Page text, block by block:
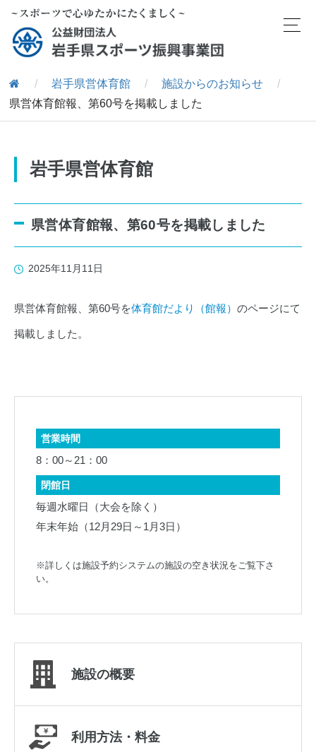
/ 岩手県営体育館 / 施設からのお知らせ
/
県営体育館報、第60号を掲載しました
岩手県営体育館
県営体育館報、第60号を掲載しました
2025年11月11日
県営体育館報、第60号を体育館だより（館報） のページにて
掲載しました。
営業時間
8：00～21：00
閉館日
毎週水曜日（大会を除く）
年末年始（12月29日～1月3日）
※詳しくは施設予約システムの施設の空き状況をご覧下さ
い。
施設の概要
利用方法・料金